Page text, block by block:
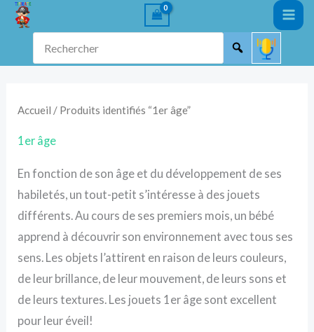
Aller
Rechercher
Accueil / Produits identifiés “1er âge”
1er âge
En fonction de son âge et du développement de ses
habiletés, un tout-petit s’intéresse à des jouets
différents. Au cours de ses premiers mois, un bébé
apprend à découvrir son environnement avec tous ses
sens. Les objets l’attirent en raison de leurs couleurs,
de leur brillance, de leur mouvement, de leurs sons et
de leurs textures. Les jouets 1er âge sont excellent
pour leur éveil!